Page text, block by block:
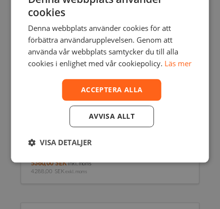
5360,00SEKinkl. moms
4288,00 SEK exkl. moms
cookies
Denna webbplats använder cookies för att
förbättra användarupplevelsen. Genom att
använda vår webbplats samtycker du till alla
cookies i enlighet med vår cookiepolicy. Läs mer
ACCEPTERA ALLA
AVVISA ALLT
VISA DETALJER